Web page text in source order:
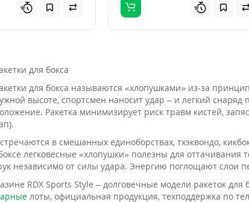
для бокса
для бокса называются «хлопушками» из-за
высоте, спортсмен наносит удар – и легкий
Ракетка минимизирует риск травм кистей,
в смешанных единоборствах, тхэквондо,
легковесные «хлопушки» полезны для оттачивания
независимо от силы удара. Энергию поглощают слои
RDX Sports Style – долговечные модели ракеток для
лоты, официальная продукция, техподдержка по